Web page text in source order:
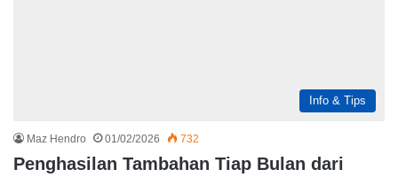
Info & Tips
Maz Hendro 01/02/2026 732
Penghasilan Tambahan Tiap Bulan dari